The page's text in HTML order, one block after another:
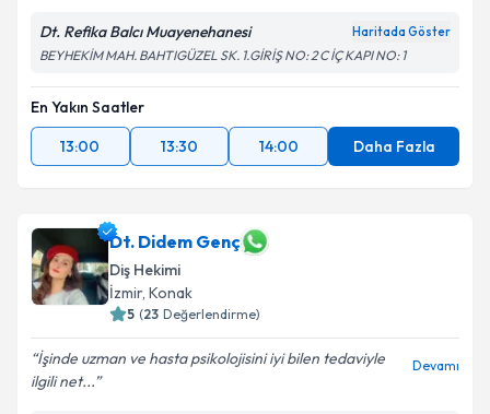
Dt. Refika Balcı Muayenehanesi Haritada Göster
BEYHEKİM MAH. BAHTIGÜZEL SK. 1.GİRİŞ NO: 2 C İÇ KAPI NO: 1
En Yakın Saatler
13:00
13:30 14:00 Daha Fazla
Dt. Didem Genç
Diş Hekimi
İzmir, Konak
5 (23 Değerlendirme)
İşinde uzman ve hasta psikolojisini iyi bilen tedaviyle
ilgili net...
Devamı